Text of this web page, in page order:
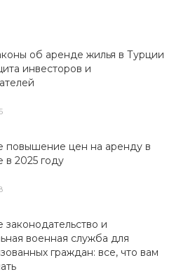
об аренде жилья в Турции
инвесторов и
повышение цен на аренду в
в 2025 году
законодательство и
военная служба для
граждан: все, что вам